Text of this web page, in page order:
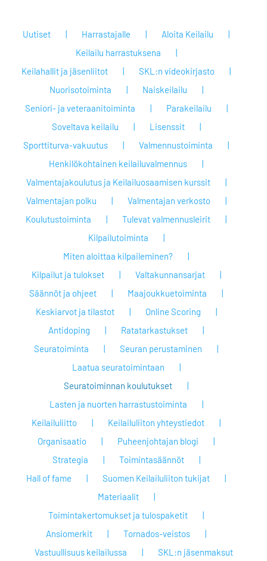
Uutiset Harrastajalle
Aloita Keilailu
Keilailu harrastuksena
Keilahallit ja jäsenliitot
SKL:n videokirjasto
Nuorisotoiminta
Naiskeilailu
Seniori- ja veteraanitoiminta
Parakeilailu
Soveltava keilailu
Lisenssit
Sporttiturva-vakuutus
Valmennustoiminta
Henkilökohtainen keilailuvalmennus
Valmentajakoulutus ja Keilailuosaamisen kurssit
Valmentajan polku
Valmentajan verkosto
Koulutustoiminta
Tulevat valmennusleirit
Kilpailutoiminta
Miten aloittaa kilpaileminen?
Kilpailut ja tulokset
Valtakunnansarjat
Säännöt ja ohjeet
Maajoukkuetoiminta
Keskiarvot ja tilastot
Online Scoring
Antidoping
Ratatarkastukset
Seuratoiminta
Seuran perustaminen
Laatua seuratoimintaan
Seuratoiminnan koulutukset
Lasten ja nuorten harrastustoiminta
Keilailuliitto
Keilailuliiton yhteystiedot
Organisaatio
Puheenjohtajan blogi
Strategia
Toimintasäännöt
Hall of fame
Suomen Keilailuliiton tukijat
Materiaalit
Toimintakertomukset ja tulospaketit
Ansiomerkit
Tornados-veistos
Vastuullisuus keilailussa
SKL:n jäsenmaksut